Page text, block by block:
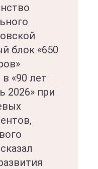
блок «650
«90 лет
2026» при